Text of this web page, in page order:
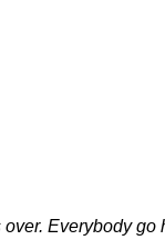
Everybody go